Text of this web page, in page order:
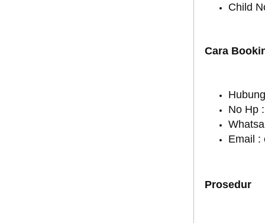
Child
Cara
No Hp
Email :
Prosedur